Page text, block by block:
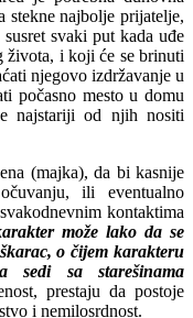
stekne najbolje prijatelje,
svaki put kada uđe
života, i koji će se brinuti
njegovo izdržavanje u
počasno mesto u domu
najstariji od njih nositi
(majka), da bi kasnije
ili eventualno
kontaktima
može lako da se
o čijem karakteru
sedi sa starešinama
prestaju da postoje
i nemilosrdnost.